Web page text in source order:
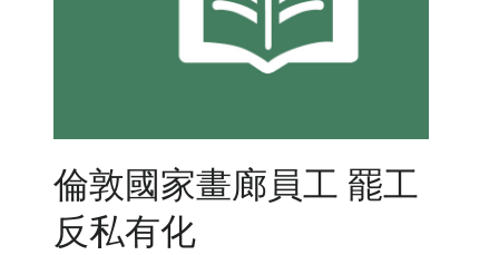
倫敦國家畫廊員工 罷工
反私有化